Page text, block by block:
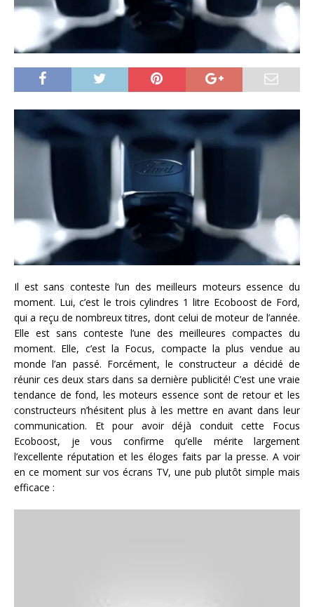
Il est sans conteste l’un des meilleurs moteurs essence du
moment. Lui, c’est le trois cylindres 1 litre Ecoboost de Ford,
qui a reçu de nombreux titres, dont celui de moteur de l’année.
Elle est sans conteste l’une des meilleures compactes du
moment. Elle, c’est la Focus, compacte la plus vendue au
monde l’an passé. Forcément, le constructeur a décidé de
réunir ces deux stars dans sa dernière publicité! C’est une vraie
tendance de fond, les moteurs essence sont de retour et les
constructeurs n’hésitent plus à les mettre en avant dans leur
communication. Et pour avoir déjà conduit cette Focus
Ecoboost, je vous confirme qu’elle mérite largement
l’excellente réputation et les éloges faits par la presse. A voir
en ce moment sur vos écrans TV, une pub plutôt simple mais
efficace :